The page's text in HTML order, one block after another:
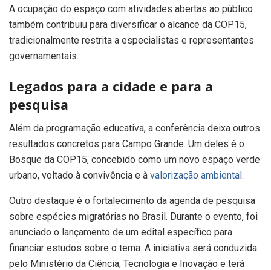
A ocupação do espaço com atividades abertas ao público
também contribuiu para diversificar o alcance da COP15,
tradicionalmente restrita a especialistas e representantes
governamentais.
Legados para a cidade e para a
pesquisa
Além da programação educativa, a conferência deixa outros
resultados concretos para Campo Grande. Um deles é o
Bosque da COP15, concebido como um novo espaço verde
urbano, voltado à convivência e à valorização ambiental.
Outro destaque é o fortalecimento da agenda de pesquisa
sobre espécies migratórias no Brasil. Durante o evento, foi
anunciado o lançamento de um edital específico para
financiar estudos sobre o tema. A iniciativa será conduzida
pelo Ministério da Ciência, Tecnologia e Inovação e terá